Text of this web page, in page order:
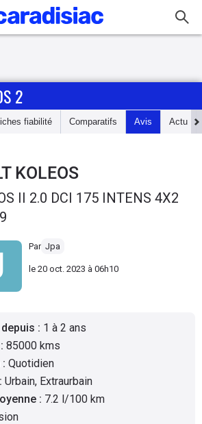
2
fiabilité Comparatifs Avis Actu
KOLEOS
II 2.0 DCI 175 INTENS 4X2
Par Jpa
le 20 oct. 2023 à 06h10
: 1 à 2 ans
: 85000 kms
: Quotidien
: Urbain, Extraurbain
: 7.2 l/100 km